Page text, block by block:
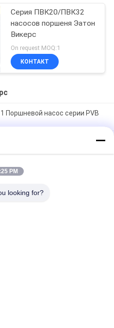
Серия ПВК20/ПВК32
насосов поршеня Эатон
Викерс
On request MOQ:1
КОНТАКТ
Поршневой насос серии PVB
1AA20L High Speed,
для поршневых насосов
PM
looking for?